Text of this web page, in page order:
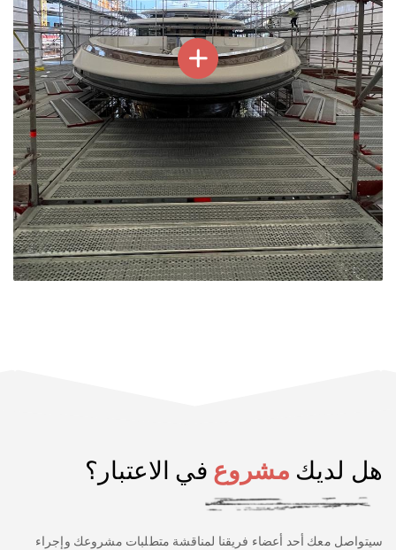
هل لديك مشروع في الاعتبار؟
سيتواصل معك أحد أعضاء فريقنا لمناقشة متطلبات مشروعك وإجراء